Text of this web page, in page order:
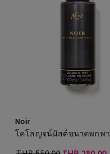
Noir
โคโลญจน์มิสต์ขนาดพกพา